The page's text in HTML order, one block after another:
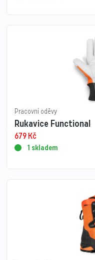
Pracovní oděvy
Rukavice Functional
679Kč
1 skladem